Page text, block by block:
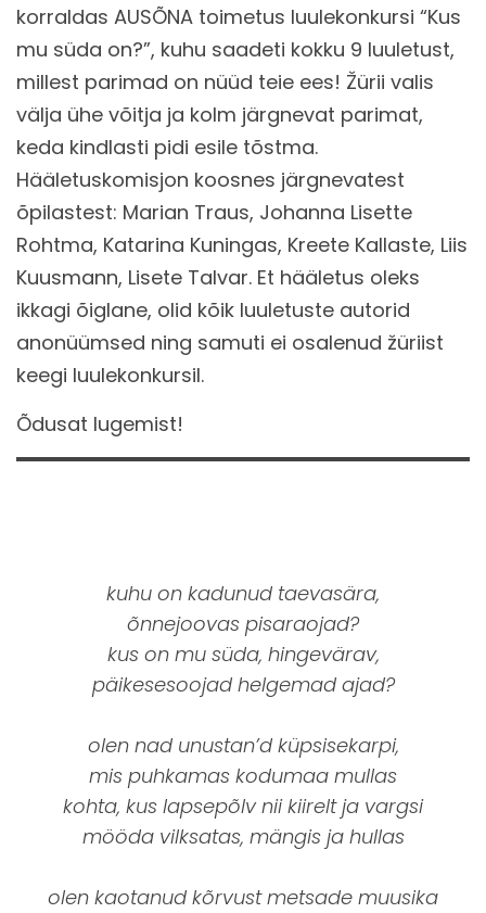
korraldas AUSÕNA toimetus luulekonkursi “Kus
mu süda on?”, kuhu saadeti kokku 9 luuletust,
millest parimad on nüüd teie ees! Žürii valis
välja ühe võitja ja kolm järgnevat parimat,
keda kindlasti pidi esile tõstma.
Hääletuskomisjon koosnes järgnevatest
õpilastest: Marian Traus, Johanna Lisette
Rohtma, Katarina Kuningas, Kreete Kallaste, Liis
Kuusmann, Lisete Talvar. Et hääletus oleks
ikkagi õiglane, olid kõik luuletuste autorid
anonüümsed ning samuti ei osalenud žüriist
keegi luulekonkursil.
Õdusat lugemist!
kuhu on kadunud taevasära,
õnnejoovas pisaraojad?
kus on mu süda, hingevärav,
päikesesoojad helgemad ajad?
olen nad unustan’d küpsisekarpi,
mis puhkamas kodumaa mullas
kohta, kus lapsepõlv nii kiirelt ja vargsi
mööda vilksatas, mängis ja hullas
olen kaotanud kõrvust metsade muusika